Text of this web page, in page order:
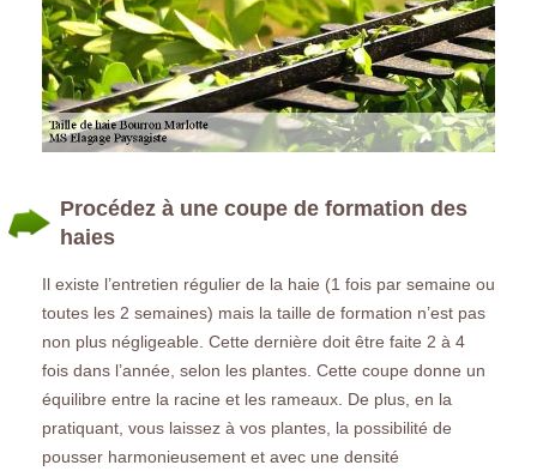
Procédez à une coupe de formation des
haies
Il existe l’entretien régulier de la haie (1 fois par semaine ou
toutes les 2 semaines) mais la taille de formation n’est pas
non plus négligeable. Cette dernière doit être faite 2 à 4
fois dans l’année, selon les plantes. Cette coupe donne un
équilibre entre la racine et les rameaux. De plus, en la
pratiquant, vous laissez à vos plantes, la possibilité de
pousser harmonieusement et avec une densité